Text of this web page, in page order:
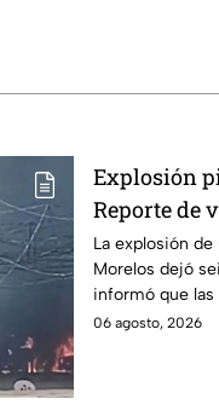
Explosión
Reporte de
Morelos
La explosión de
Morelos dejó
informó que
no hay parte
06 agosto, 2026